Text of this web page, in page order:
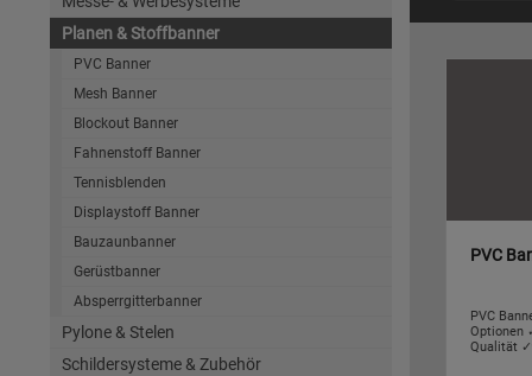
Planen & Stoffbanner
PVC Banner
Mesh Banner
Blockout Banner
Fahnenstoff Banner
Tennisblenden
Displaystoff Banner
Bauzaunbanner
Gerüstbanner
Absperrgitterbanner
Pylone & Stelen
Schildersysteme & Zubehör
PVC
PVC
Optionen
Qualität